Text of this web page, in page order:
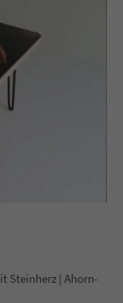
Steinherz | Ahorn-